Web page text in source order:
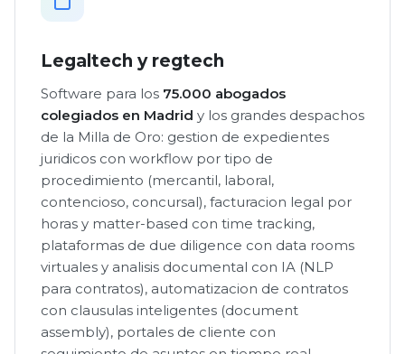
Legaltech y regtech
Software para los 75.000 abogados
colegiados en Madrid y los grandes despachos
de la Milla de Oro: gestion de expedientes
juridicos con workflow por tipo de
procedimiento (mercantil, laboral,
contencioso, concursal), facturacion legal por
horas y matter-based con time tracking,
plataformas de due diligence con data rooms
virtuales y analisis documental con IA (NLP
para contratos), automatizacion de contratos
con clausulas inteligentes (document
assembly), portales de cliente con